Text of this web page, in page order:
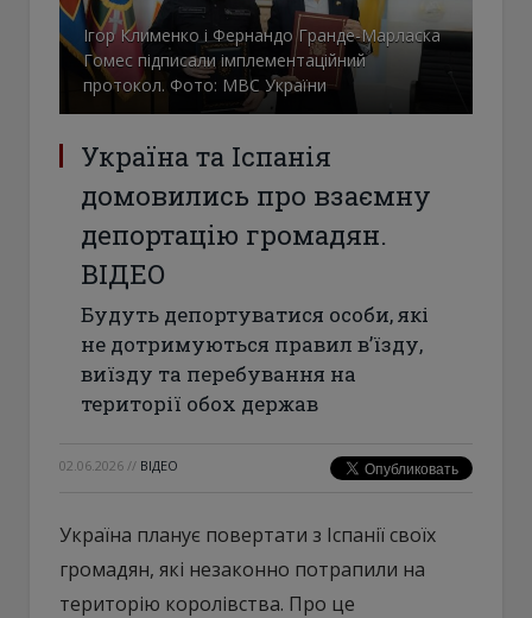
Ігор Клименко і Фернандо Гранде-Марласка
Гомес підписали імплементаційний
протокол. Фото: МВС України
Україна та Іспанія
домовились про взаємну
депортацію громадян.
ВІДЕО
Будуть депортуватися особи, які
не дотримуються правил в’їзду,
виїзду та перебування на
території обох держав
02.06.2026 // ВІДЕО
Україна планує повертати з Іспанії своїх
громадян, які незаконно потрапили на
територію королівства. Про це